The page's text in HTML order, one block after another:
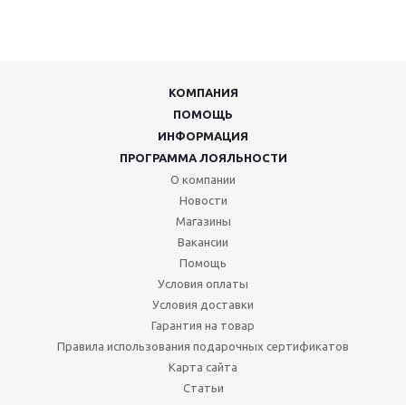
КОМПАНИЯ
ПОМОЩЬ
ИНФОРМАЦИЯ
ПРОГРАММА ЛОЯЛЬНОСТИ
О компании
Новости
Магазины
Вакансии
Помощь
Условия оплаты
Условия доставки
Гарантия на товар
Правила использования подарочных сертификатов
Карта сайта
Статьи